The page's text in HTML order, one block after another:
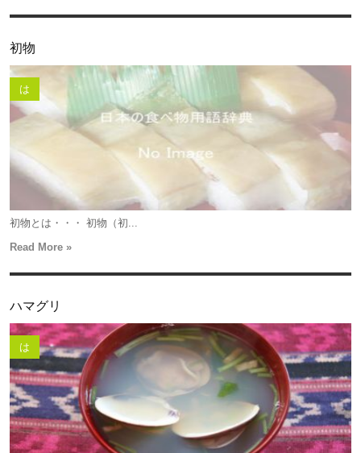
初物
は
初物とは・・・ 初物（初...
Read More »
ハマグリ
は